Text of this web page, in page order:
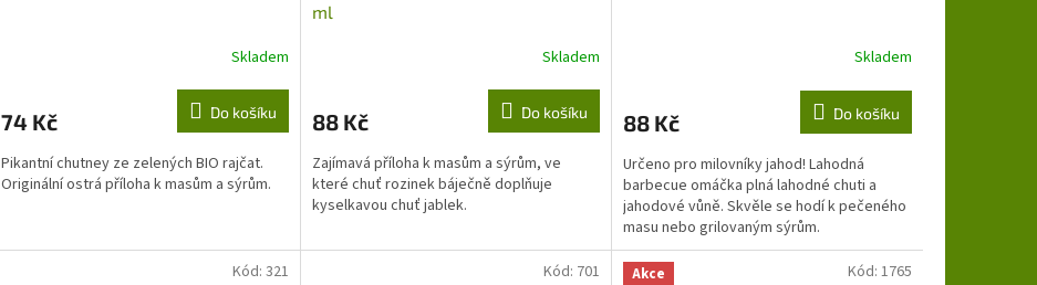
Skladem
74 Kč Do košíku
Pikantní chutney ze zelených BIO rajčat.
Originální ostrá příloha k masům a sýrům.
ml
Skladem
88 Kč Do košíku
Zajímavá příloha k masům a sýrům, ve
které chuť rozinek báječně doplňuje
kyselkavou chuť jablek.
Skladem
88 Kč Do košíku
Určeno pro milovníky jahod! Lahodná
barbecue omáčka plná lahodné chuti a
jahodové vůně. Skvěle se hodí k pečeného
masu nebo grilovaným sýrům.
Kód: 321 Kód: 701 Akce Kód: 1765